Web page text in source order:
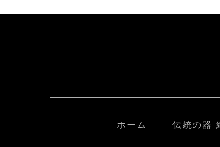
ホーム 伝統の器